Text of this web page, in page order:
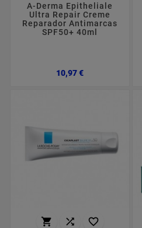
A-Derma Epitheliale
Ultra Repair Creme
Reparador Antimarcas
SPF50+ 40ml
10,97 €Preço
  